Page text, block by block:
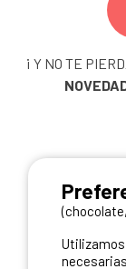
¡ Y NO TE